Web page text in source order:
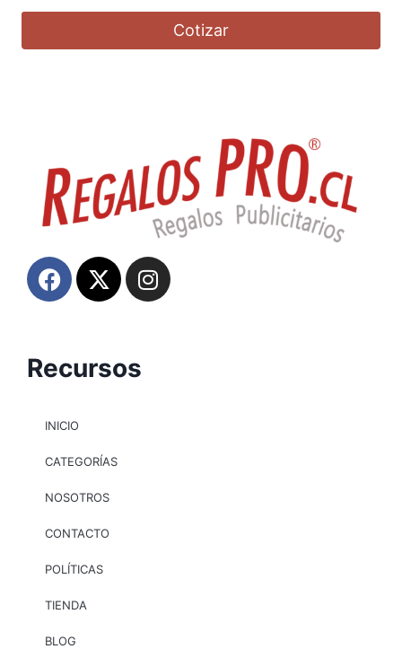
Cotizar
Recursos
INICIO
CATEGORÍAS
NOSOTROS
CONTACTO
POLÍTICAS
TIENDA
BLOG